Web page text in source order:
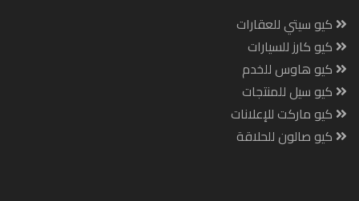
كيو سيتي للعقارات
كيو كارز للسيارات
كيو هاوس للخدم
كيو سيل للمنتجات
كيو ماركت للإعلانات
كيو صالون للحلاقة